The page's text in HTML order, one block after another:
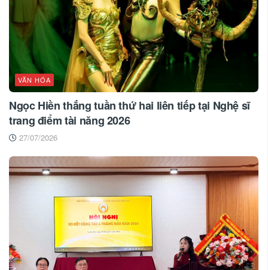
VĂN HÓA
Ngọc Hiền thắng tuần thứ hai liên tiếp tại Nghệ sĩ
trang điểm tài năng 2026
27/07/2026